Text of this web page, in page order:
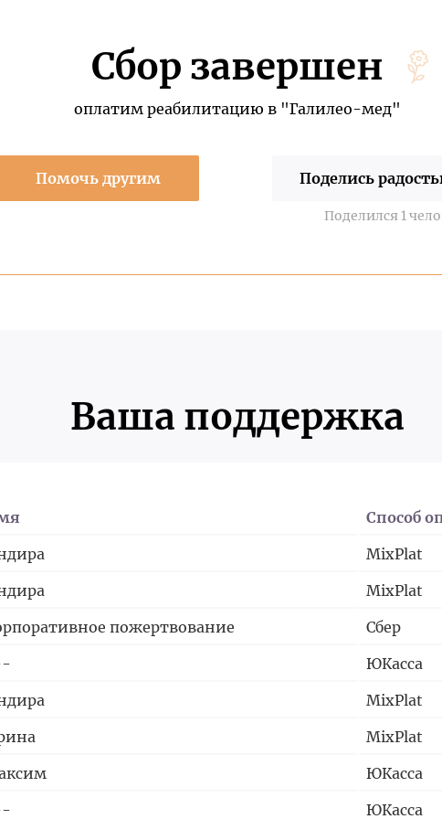
Сбор завершен
оплатим реабилитацию в "Галилео-мед"
Помочь другим Поделись
Поделился 1
Ваша поддержка
Способ
MixPlat
MixPlat
пожертвование Сбер
ЮКасса
MixPlat
MixPlat
ЮКасса
ЮКасса